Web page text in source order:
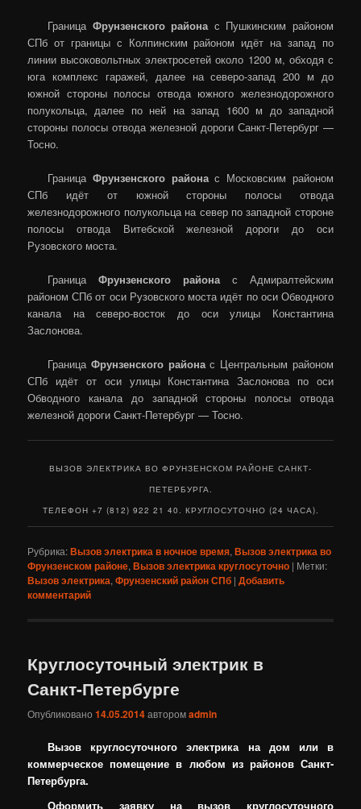
Граница Фрунзенского районас Пушкинским районом
СПб от границы с Колпинским районом идёт на запад по
линии высоковольтных электросетей около 1200 м, обходя с
юга комплекс гаражей, далее на северо-запад 200 м до
южной стороны полосы отвода южного железнодорожного
полукольца, далее по ней на запад 1600 м до западной
стороны полосы отвода железной дороги Санкт-Петербург —
Тосно.
Граница Фрунзенского районас Московским районом
СПб идёт от южной стороны полосы отвода
железнодорожного полукольца на север по западной стороне
полосы отвода Витебской железной дороги до оси
Рузовского моста.
ГраницаФрунзенского районас Адмиралтейским
районом СПб от оси Рузовского моста идёт по оси Обводного
канала на северо-восток до оси улицы Константина
Заслонова.
Граница Фрунзенского районас Центральным районом
СПб идёт от оси улицы Константина Заслонова по оси
Обводного канала до западной стороны полосы отвода
железной дороги Санкт-Петербург — Тосно.
ВЫЗОВ ЭЛЕКТРИКА ВО ФРУНЗЕНСКОМ РАЙОНЕ САНКТ-
ПЕТЕРБУРГА.
ТЕЛЕФОН +7 (812) 922 21 40. КРУГЛОСУТОЧНО (24 ЧАСА).
Рубрика:Вызов электрика в ночное время,Вызов электрика во
Фрунзенском районе,Вызов электрика круглосуточно | Метки:
Вызов электрика,Фрунзенский район СПб |Добавить
комментарий
Круглосуточный электрик в
Санкт-Петербурге
Опубликовано14.05.2014авторомadmin
Вызов круглосуточного электрика на дом или в
коммерческое помещение в любом из районов Санкт-
Петербурга.
Оформить заявку на вызов круглосуточного